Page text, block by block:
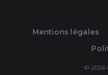
Mentions légales
© 2026